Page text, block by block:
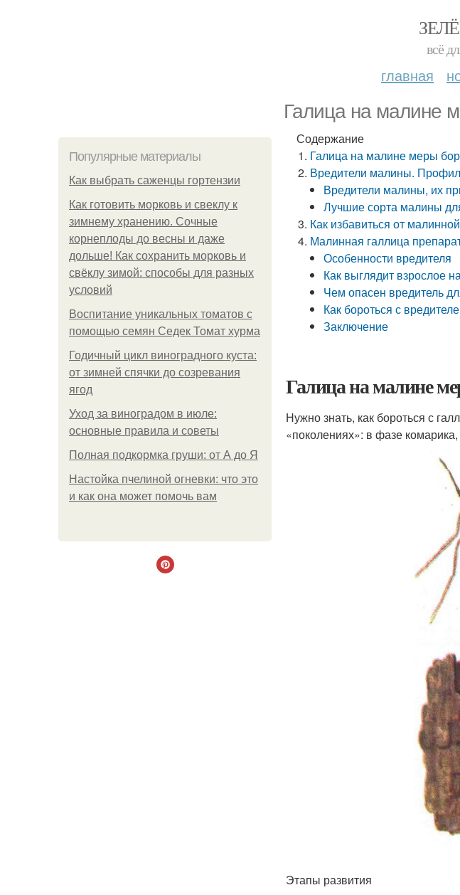
всё
главная
Галица на малине
Популярные материалы
Как выбрать саженцы гортензии
Как готовить морковь и свеклу к
зимнему хранению. Сочные
корнеплоды до весны и даже
дольше! Как сохранить морковь и
свёклу зимой: способы для разных
условий
Воспитание уникальных томатов с
помощью семян Седек Томат хурма
Годичный цикл виноградного куста:
от зимней спячки до созревания
ягод
Уход за виноградом в июле:
основные правила и советы
Полная подкормка груши: от А до Я
Настойка пчелиной огневки: что это
и как она может помочь вам
Содержание
Галица на малине меры
Вредители малины.
Вредители малины, их
Лучшие сорта малины
Как избавиться от
Малинная галлица
Особенности вредителя
Как выглядит взрослое
Чем опасен вредитель
Как бороться с
Заключение
Галица на малине
Нужно знать, как бороться с
«поколениях»: в фазе
Этапы развития